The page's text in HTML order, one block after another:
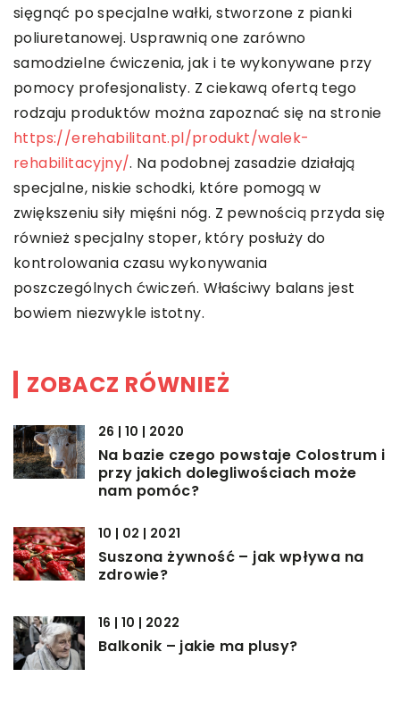
sięgnąć po specjalne wałki, stworzone z pianki
poliuretanowej. Usprawnią one zarówno
samodzielne ćwiczenia, jak i te wykonywane przy
pomocy profesjonalisty. Z ciekawą ofertą tego
rodzaju produktów można zapoznać się na stronie
https://erehabilitant.pl/produkt/walek-
rehabilitacyjny/. Na podobnej zasadzie działają
specjalne, niskie schodki, które pomogą w
zwiększeniu siły mięśni nóg. Z pewnością przyda się
również specjalny stoper, który posłuży do
kontrolowania czasu wykonywania
poszczególnych ćwiczeń. Właściwy balans jest
bowiem niezwykle istotny.
ZOBACZ RÓWNIEŻ
26 | 10 | 2020
Na bazie czego powstaje Colostrum i
przy jakich dolegliwościach może
nam pomóc?
10 | 02 | 2021
Suszona żywność – jak wpływa na
zdrowie?
16 | 10 | 2022
Balkonik – jakie ma plusy?